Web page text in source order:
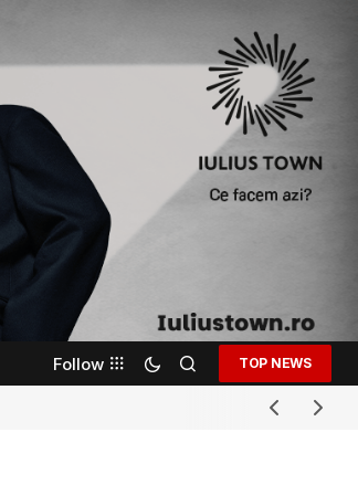
Follow TOP NEWS